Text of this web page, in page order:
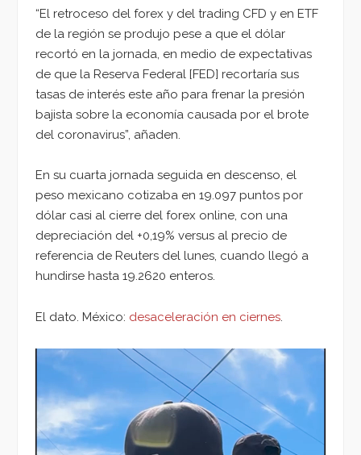
“El retroceso del forex y del trading CFD y en ETF
de la región se produjo pese a que el dólar
recortó en la jornada, en medio de expectativas
de que la Reserva Federal [FED] recortaría sus
tasas de interés este año para frenar la presión
bajista sobre la economía causada por el brote
del coronavirus”, añaden.
En su cuarta jornada seguida en descenso, el
peso mexicano cotizaba en 19.097 puntos por
dólar casi al cierre del forex online, con una
depreciación del +0,19% versus al precio de
referencia de Reuters del lunes, cuando llegó a
hundirse hasta 19.2620 enteros.
El dato. México: desaceleración en ciernes.
Reproductor
vídeo